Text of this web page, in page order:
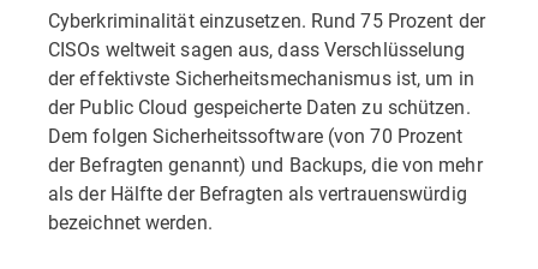
Cyberkriminalität einzusetzen. Rund 75 Prozent der
CISOs weltweit sagen aus, dass Verschlüsselung
der effektivste Sicherheitsmechanismus ist, um in
der Public Cloud gespeicherte Daten zu schützen.
Dem folgen Sicherheitssoftware (von 70 Prozent
der Befragten genannt) und Backups, die von mehr
als der Hälfte der Befragten als vertrauenswürdig
bezeichnet werden.